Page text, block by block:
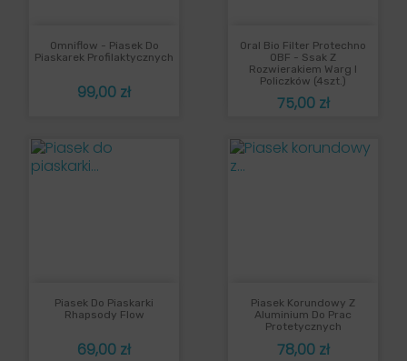
Omniflow - Piasek Do
Piaskarek Profilaktycznych
Cena
99,00 zł
Oral Bio Filter Protechno
OBF - Ssak Z
Rozwierakiem Warg I
Policzków (4szt.)
Cena
75,00 zł
Piasek Do Piaskarki
Rhapsody Flow
Cena
69,00 zł
Piasek Korundowy Z
Aluminium Do Prac
Protetycznych
Cena
78,00 zł